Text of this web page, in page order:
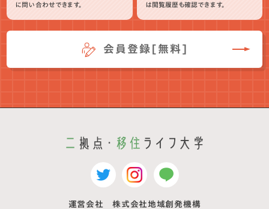
に問い合わせできます。
は閲覧履歴も確認できます。
会員登録[無料]
運営会社 株式会社地域創発機構